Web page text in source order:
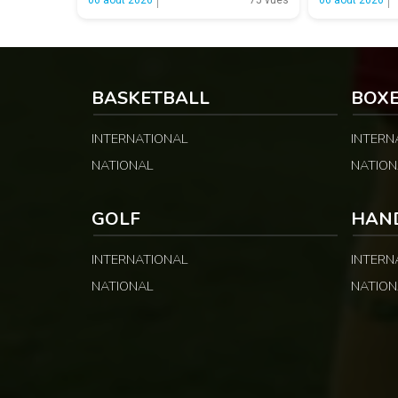
Guinness Super League, avec des
troisième place
BASKETBALL
INTERNATIONAL
NATIONAL
GOLF
INTERNATIONAL
NATIONAL